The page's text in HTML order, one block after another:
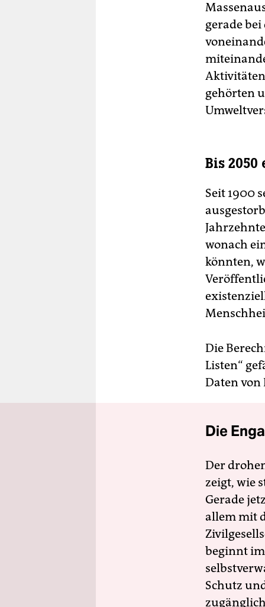
gerade
gehörten
Bis
Seit 1900
wonach
könnten,
Die
Listen“
Daten
Die
Der
zeigt, wie
Gerade
allem mit
beginnt
Schutz